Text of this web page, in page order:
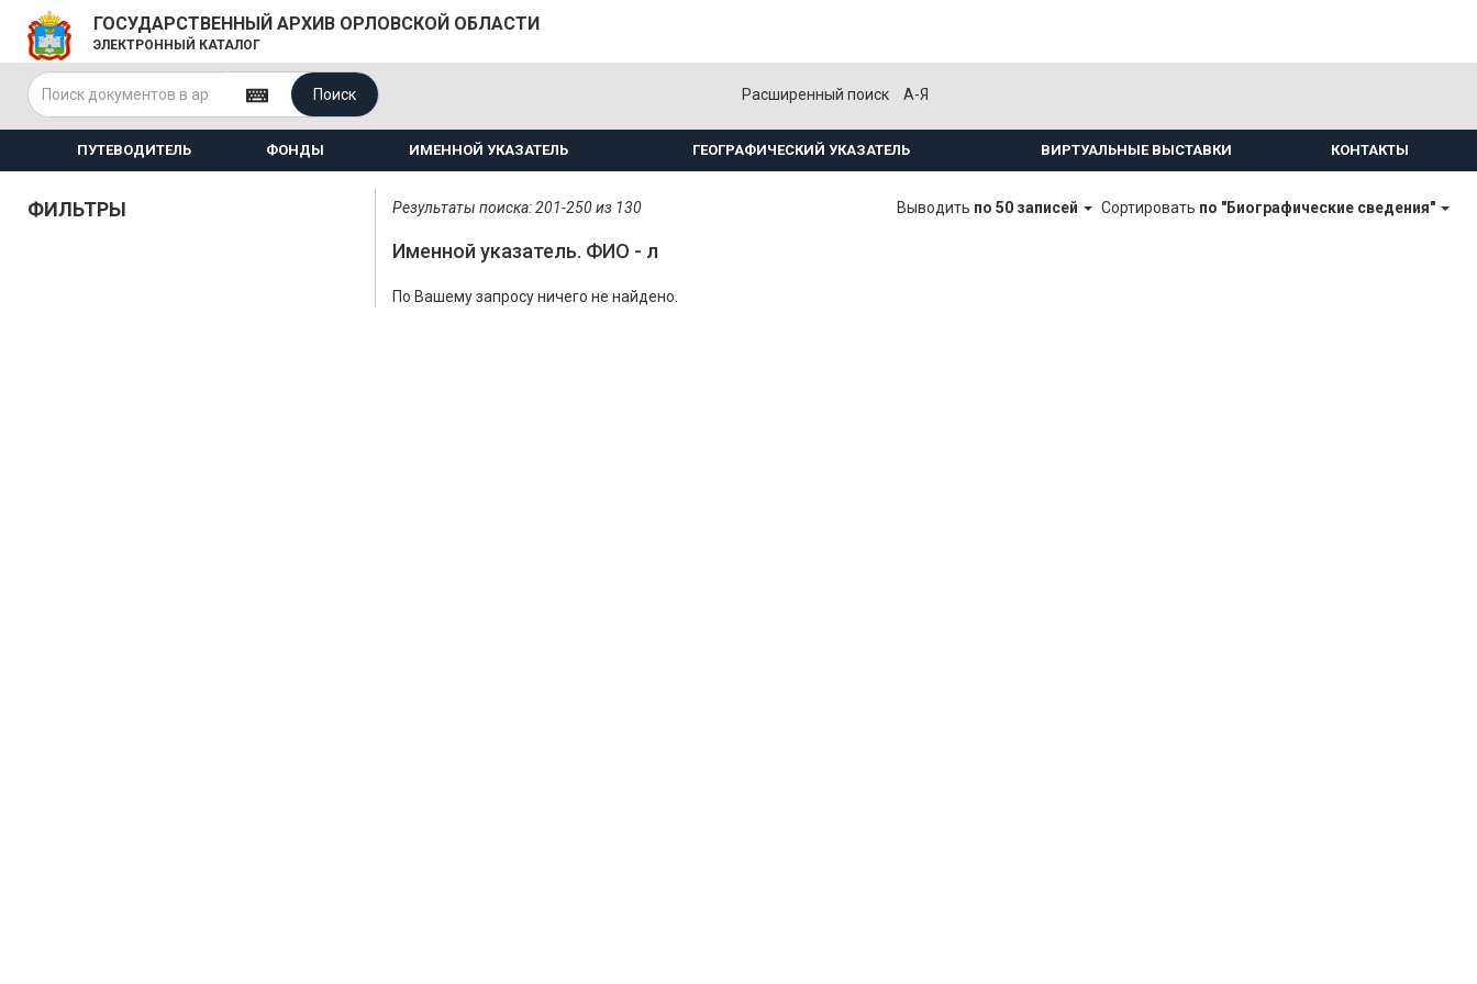
ГОСУДАРСТВЕННЫЙ АРХИВ ОРЛОВСКОЙ ОБЛАСТИ
ЭЛЕКТРОННЫЙ КАТАЛОГ
Поиск Расширенный поиск А-Я
ПУТЕВОДИТЕЛЬ ФОНДЫ ИМЕННОЙ УКАЗАТЕЛЬ ГЕОГРАФИЧЕСКИЙ УКАЗАТЕЛЬ ВИРТУАЛЬНЫЕ ВЫСТАВКИ КОНТАКТЫ
ФИЛЬТРЫ Результаты поиска: 201-250 из 130 Выводить по 50 записей Сортировать по "Биографические сведения"
Именной указатель. ФИО - л
По Вашему запросу ничего не найдено.